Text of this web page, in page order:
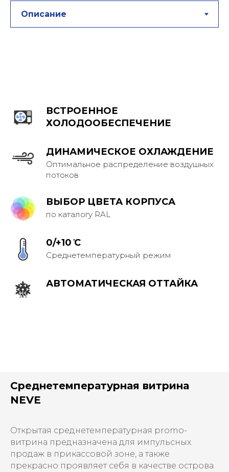
ВСТРОЕННОЕ
ХОЛОДООБЕСПЕЧЕНИЕ
ДИНАМИЧЕСКОЕ ОХЛАЖДЕНИЕ
Оптимальное распределение воздушных
потоков
ВЫБОР ЦВЕТА КОРПУСА
по каталогу RAL
0/+10 ̊С
Среднетемпературный режим
АВТОМАТИЧЕСКАЯ ОТТАЙКА
Среднетемпературная витрина
NEVE
Открытая среднетемпературная promo-
витрина предназначена для импульсных
продаж в прикассовой зоне, а также
прекрасно проявляет себя в качестве острова